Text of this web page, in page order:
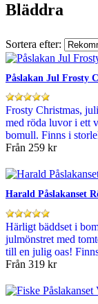
Bläddra
Sortera efter:
Påslakan Jul Frosty
Frosty Christmas,
med röda luvor i ett
bomull. Finns i
Från 259 kr
Harald Påslakanset
Härligt bäddset i
julmönstret med
till en julig oas!
Från 319 kr